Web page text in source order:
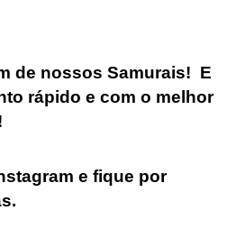
de nossos Samurais! E
rápido e com o melhor
e fique por